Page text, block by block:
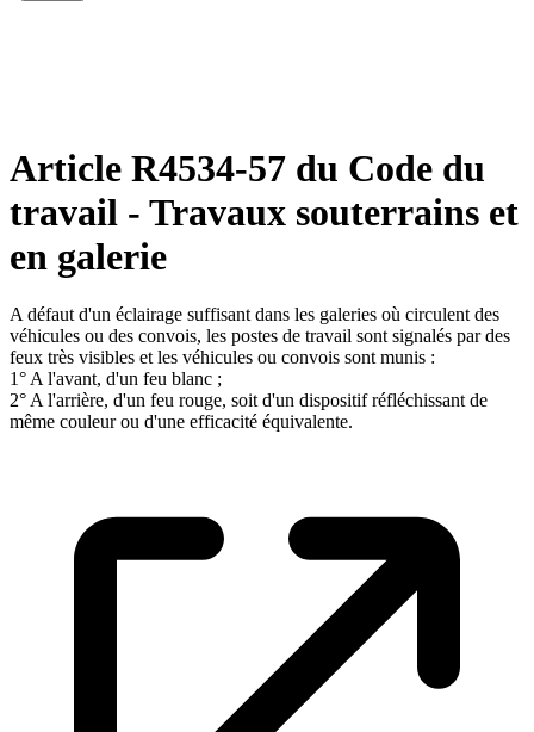
Article R4534-57 du Code du
travail - Travaux souterrains et
en galerie
A défaut d'un éclairage suffisant dans les galeries où circulent des
véhicules ou des convois, les postes de travail sont signalés par des
feux très visibles et les véhicules ou convois sont munis :
1° A l'avant, d'un feu blanc ;
2° A l'arrière, d'un feu rouge, soit d'un dispositif réfléchissant de
même couleur ou d'une efficacité équivalente.